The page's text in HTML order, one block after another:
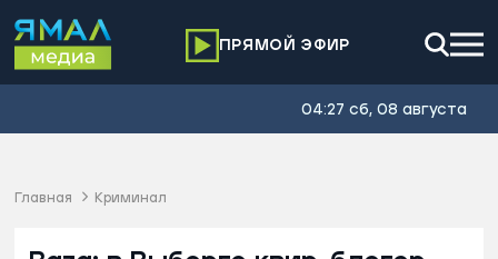
ПРЯМОЙ ЭФИР
04:27 сб, 08 августа
Главная Криминал